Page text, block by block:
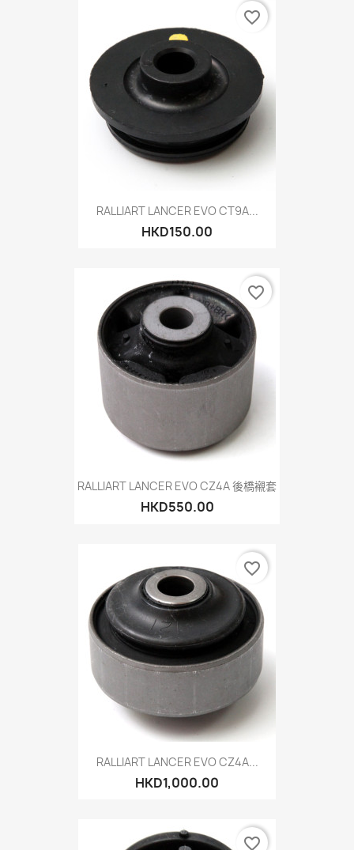
RALLIART LANCER EVO CT9A...
HKD150.00
favorite_border
RALLIART LANCER EVO CZ4A 後橋襯套
HKD550.00
favorite_border
RALLIART LANCER EVO CZ4A...
HKD1,000.00
favorite_border
favorite_border